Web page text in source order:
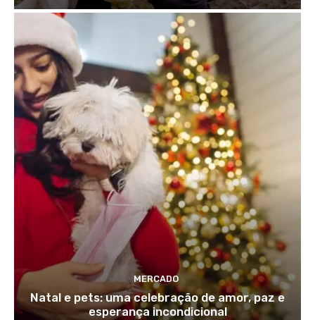
MERCADO
Natal e pets: uma celebração de amor, paz e
esperança incondicional